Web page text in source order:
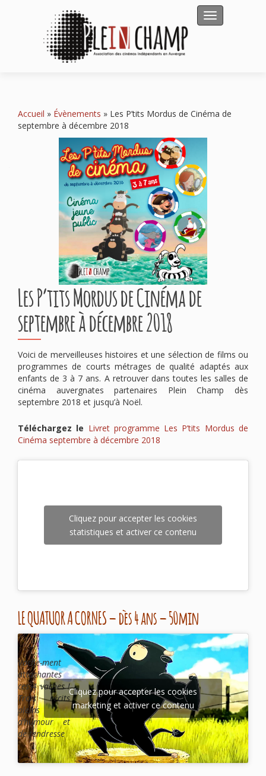
Afficher/
Accueil » Évènements » Les P’tits Mordus de Cinéma de
septembre à décembre 2018
Les P’tits Mordus de Cinéma de
septembre à décembre 2018
Voici de merveilleuses histoires et une sélection de films ou
programmes de courts métrages de qualité adaptés aux
enfants de 3 à 7 ans. A retrouver dans toutes les salles de
cinéma auvergnates partenaires Plein Champ dès
septembre 2018 et jusqu’à Noël.
Téléchargez le Livret programme Les P’tits Mordus de
Cinéma septembre à décembre 2018
Cliquez pour accepter les cookies
statistiques et activer ce contenu
LE QUATUOR A CORNES – dès 4 ans – 50min
Vache-ment
attachantes
ces 4 vaches !
Trois récits
pleins
d’humour et
de tendresse
Cliquez pour accepter les cookies
marketing et activer ce contenu